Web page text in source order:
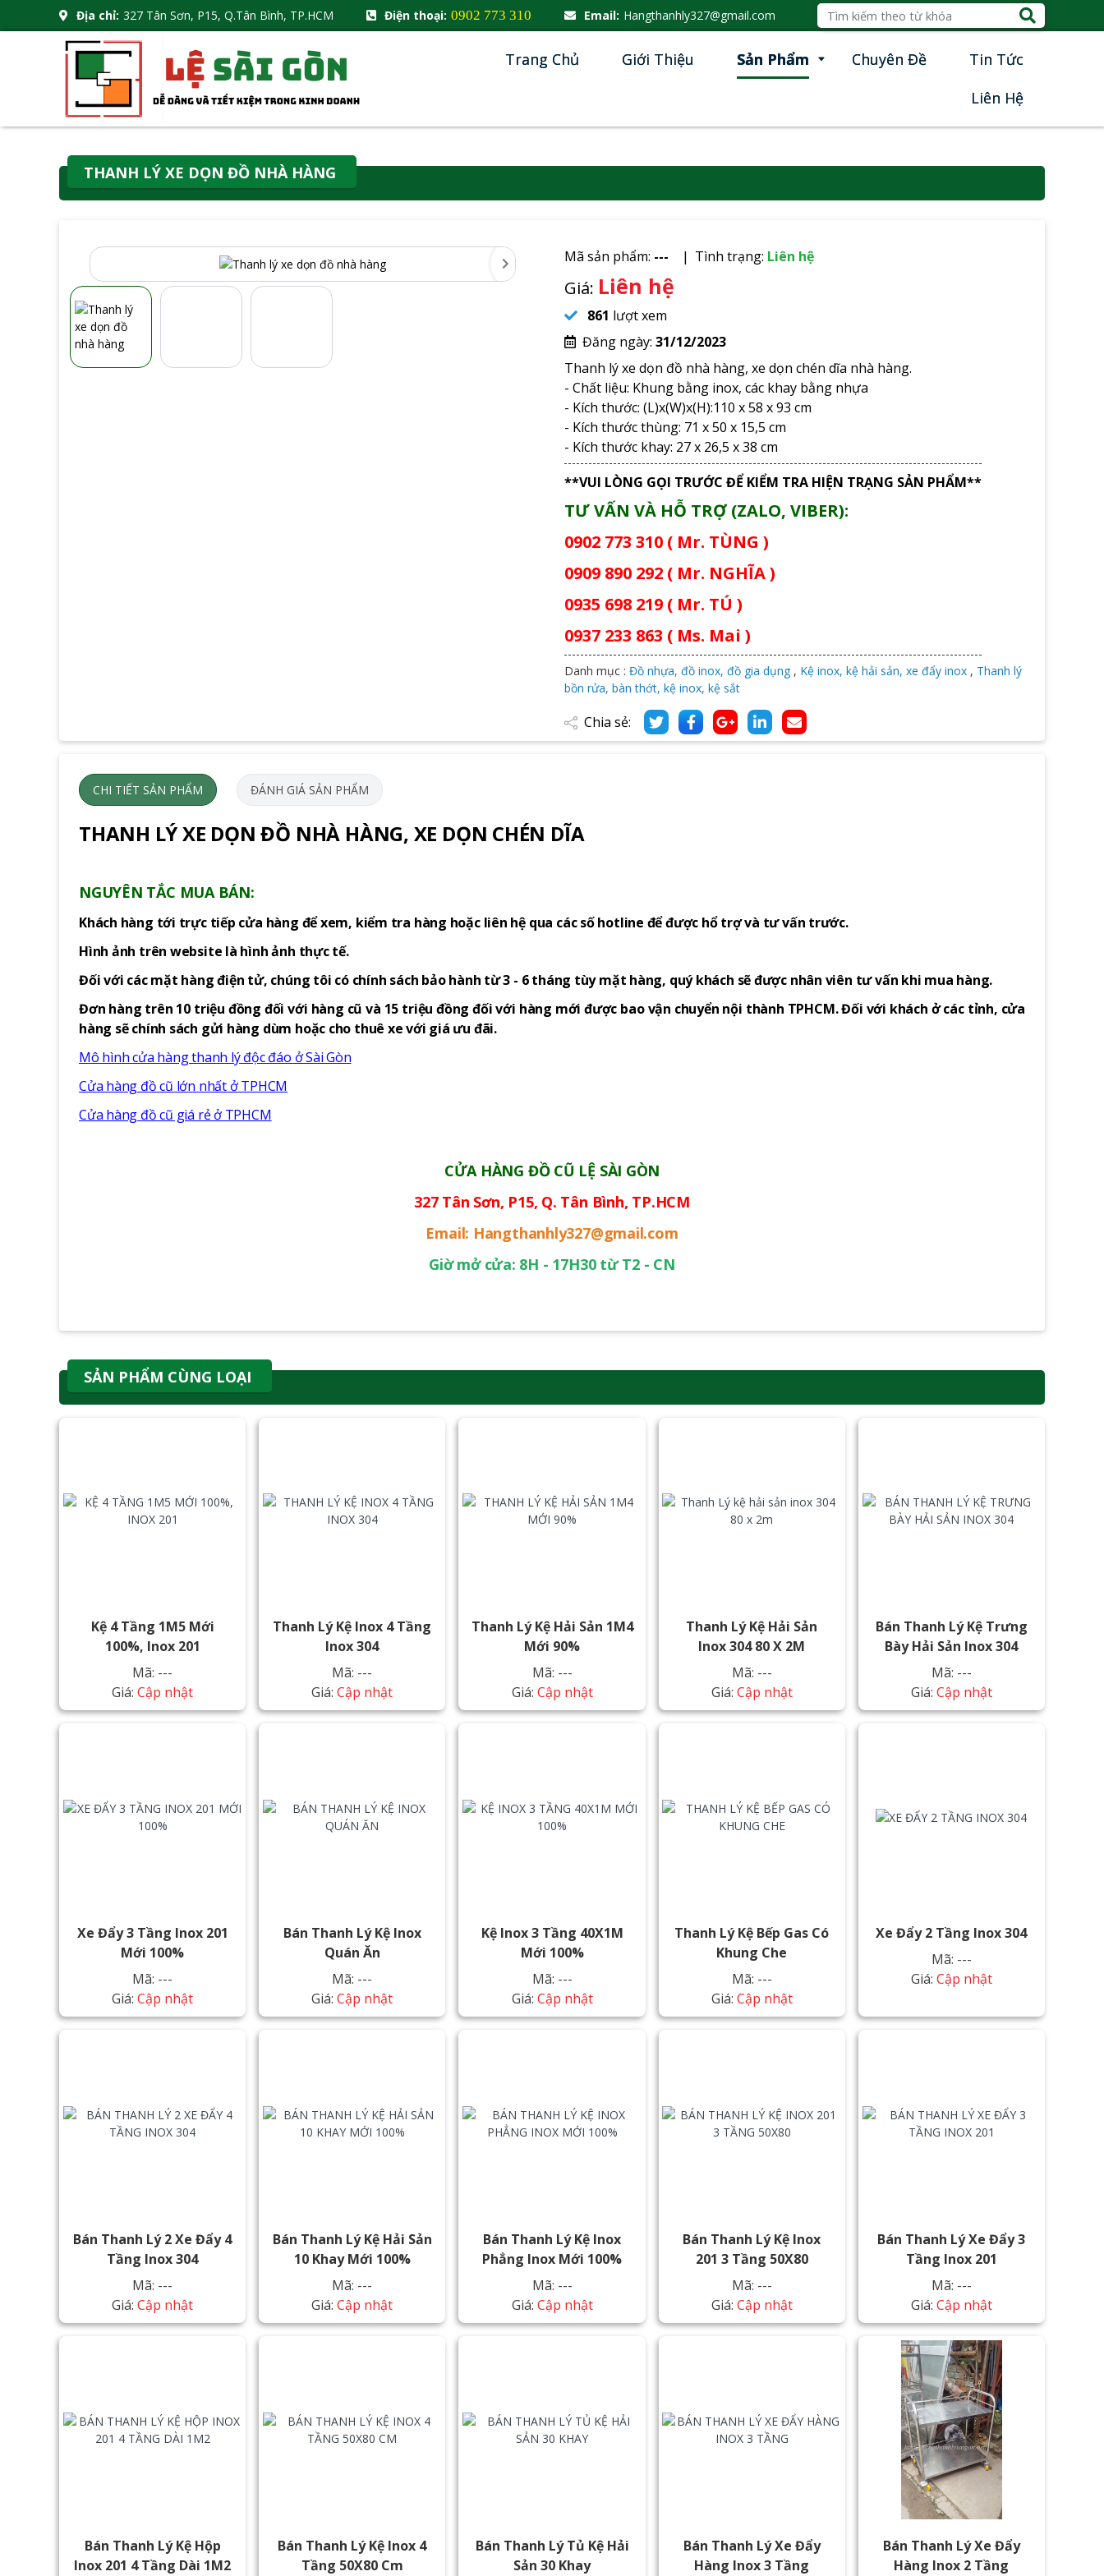
Địa chỉ: 327 Tân Sơn, P15, Q.Tân Bình, TP.HCM Điện thoại: 0902 773 310 Email: Hangthanhly327@gmail.com
Trang Chủ Giới Thiệu Sản Phẩm Chuyên Đề
Tin Tức
Liên Hệ
THANH LÝ XE DỌN ĐỒ NHÀ HÀNG
Mã sản phẩm: --- Tình trạng: Liên hệ
Giá: Liên hệ
861 lượt xem
Đăng ngày: 31/12/2023
Thanh lý xe dọn đồ nhà hàng, xe dọn chén dĩa nhà hàng.
- Chất liệu: Khung bằng inox, các khay bằng nhựa
- Kích thước: (L)x(W)x(H):110 x 58 x 93 cm
- Kích thước thùng: 71 x 50 x 15,5 cm
- Kích thước khay: 27 x 26,5 x 38 cm
**VUI LÒNG GỌI TRƯỚC ĐỂ KIỂM TRA HIỆN TRẠNG SẢN PHẨM**
TƯ VẤN VÀ HỖ TRỢ (ZALO, VIBER):
0902 773 310 ( Mr. TÙNG )
0909 890 292 ( Mr. NGHĨA )
0935 698 219 ( Mr. TÚ )
0937 233 863 ( Ms. Mai )
Danh mục : Đồ nhựa, đồ inox, đồ gia dụng , Kệ inox, kệ hải sản, xe đẩy inox , Thanh lý
bồn rửa, bàn thớt, kệ inox, kệ sắt
Chia sẻ:
CHI TIẾT SẢN PHẨM ĐÁNH GIÁ SẢN PHẨM
THANH LÝ XE DỌN ĐỒ NHÀ HÀNG, XE DỌN CHÉN DĨA
NGUYÊN TẮC MUA BÁN:
Khách hàng tới trực tiếp cửa hàng để xem, kiểm tra hàng hoặc liên hệ qua các số hotline để được hổ trợ và tư vấn trước.
Hình ảnh trên website là hình ảnh thực tế.
Đối với các mặt hàng điện tử, chúng tôi có chính sách bảo hành từ 3 - 6 tháng tùy mặt hàng, quý khách sẽ được nhân viên tư vấn khi mua hàng.
Đơn hàng trên 10 triệu đồng đối với hàng cũ và 15 triệu đồng đối với hàng mới được bao vận chuyển nội thành TPHCM. Đối với khách ở các tỉnh, cửa
hàng sẽ chính sách gửi hàng dùm hoặc cho thuê xe với giá ưu đãi.
Mô hình cửa hàng thanh lý độc đáo ở Sài Gòn
Cửa hàng đồ cũ lớn nhất ở TPHCM
Cửa hàng đồ cũ giá rẻ ở TPHCM
CỬA HÀNG ĐỒ CŨ LỆ SÀI GÒN
327 Tân Sơn, P15, Q. Tân Bình, TP.HCM
Email: Hangthanhly327@gmail.com
Giờ mở cửa: 8H - 17H30 từ T2 - CN
SẢN PHẨM CÙNG LOẠI
Kệ 4 Tầng 1M5 Mới
100%, Inox 201
Mã: ---
Giá:Cập nhật
Thanh Lý Kệ Inox 4 Tầng
Inox 304
Mã: ---
Giá:Cập nhật
Thanh Lý Kệ Hải Sản 1M4
Mới 90%
Mã: ---
Giá: Cập nhật
Thanh Lý Kệ Hải Sản
Inox 304 80 X 2M
Mã: ---
Giá: Cập nhật
Bán Thanh Lý Kệ Trưng
Bày Hải Sản Inox 304
Mã: ---
Giá: Cập nhật
Xe Đẩy 3 Tầng Inox 201
Mới 100%
Mã: ---
Giá:Cập nhật
Bán Thanh Lý Kệ Inox
Quán Ăn
Mã: ---
Giá:Cập nhật
Kệ Inox 3 Tầng 40X1M
Mới 100%
Mã: ---
Giá: Cập nhật
Thanh Lý Kệ Bếp Gas Có
Khung Che
Mã: ---
Giá: Cập nhật
Xe Đẩy 2 Tầng Inox 304
Mã: ---
Giá: Cập nhật
Bán Thanh Lý 2 Xe Đẩy 4
Tầng Inox 304
Mã: ---
Giá:Cập nhật
Bán Thanh Lý Kệ Hải Sản
10 Khay Mới 100%
Mã: ---
Giá:Cập nhật
Bán Thanh Lý Kệ Inox
Phẳng Inox Mới 100%
Mã: ---
Giá: Cập nhật
Bán Thanh Lý Kệ Inox
201 3 Tầng 50X80
Mã: ---
Giá: Cập nhật
Bán Thanh Lý Xe Đẩy 3
Tầng Inox 201
Mã: ---
Giá: Cập nhật
Bán Thanh Lý Kệ Hộp
Inox 201 4 Tầng Dài 1M2
Bán Thanh Lý Kệ Inox 4
Tầng 50X80 Cm
Bán Thanh Lý Tủ Kệ Hải
Sản 30 Khay
Bán Thanh Lý Xe Đẩy
Hàng Inox 3 Tầng
Bán Thanh Lý Xe Đẩy
Hàng Inox 2 Tầng